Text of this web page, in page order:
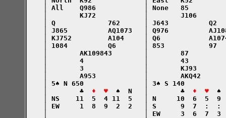
│ All    Q986            │ None   85
│        KJ72            │        J106
│ Q             762      │ J643          Q2
│ J865          AQ1073   │ Q976
│ KJ752         A104     │ Q6
│ 1084          Q6       │ 853           97
│        AK109843        │        87
│        4               │        43
│        3               │        KJ93
│        A953            │        AKQ42
│ 5♠ N 650               │ 3♠ S 140
    │        ♣
♦  ♥
  ♠  N   │        ♣
♦  ♥
♠
│ NS    11  5  4 11  5   │ N     10  6  5
│ EW     1  8  9  2  2   │ S      9  7  :
│                        │ EW     3  6  7